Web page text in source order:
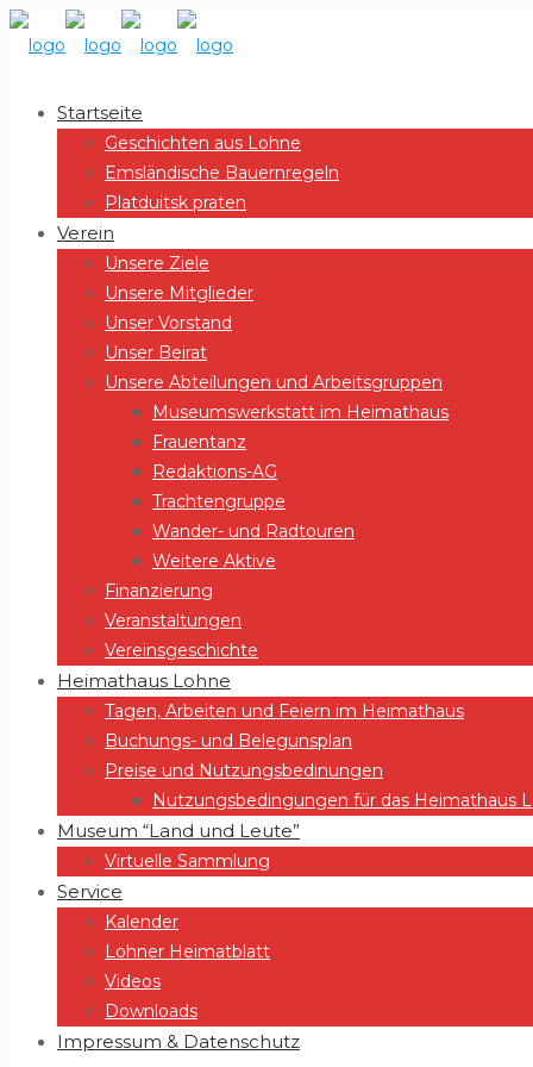
Startseite
Geschichten aus Lohne
Emsländische Bauernregeln
Platduitsk praten
Verein
Unsere Ziele
Unsere Mitglieder
Unser Vorstand
Unser Beirat
Unsere Abteilungen und Arbeitsgruppen
Museumswerkstatt im Heimathaus
Frauentanz
Redaktions-AG
Trachtengruppe
Wander- und Radtouren
Weitere Aktive
Finanzierung
Veranstaltungen
Vereinsgeschichte
Heimathaus Lohne
Tagen, Arbeiten und Feiern im Heimathaus
Buchungs- und Belegunsplan
Preise und Nutzungsbedinungen
Nutzungsbedingungen für das Heimathaus
Museum “Land und Leute”
Virtuelle Sammlung
Service
Kalender
Lohner Heimatblatt
Videos
Downloads
Impressum & Datenschutz